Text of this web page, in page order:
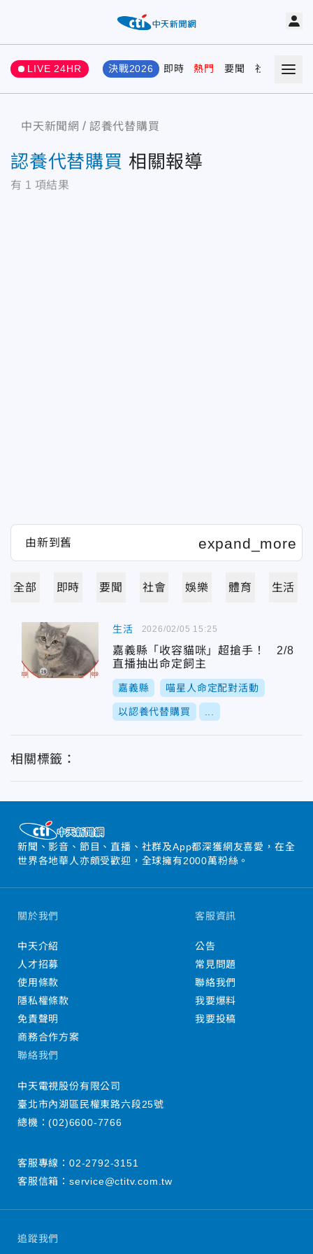
LIVE 24HR 決戰2026 即時 熱門 要聞 社會 娛樂
中天新聞網 認養代替購買
認養代替購買 相關報導
有 1 項結果
全部 即時 要聞 社會 娛樂 體育 生活
生活
嘉義縣「收容貓咪」超搶手！ 2/8
直播抽出命定飼主
嘉義縣 喵星人命定配對活動
以認養代替購買
2026/02/05 15:25
相關標籤：
新聞、影音、節目、直播、社群及App都深獲網友喜愛，在全
世界各地華人亦頗受歡迎，全球擁有2000萬粉絲。
追蹤我們
關於我們
中天介紹
人才招募
使用條款
隱私權條款
免責聲明
商務合作方案
客服資訊
公告
常見問題
聯絡我們
我要爆料
我要投稿
聯絡我們
中天電視股份有限公司
臺北市內湖區民權東路六段25號
總機：(02)6600-7766
客服專線： 02-2792-3151
客服信箱： service@ctitv.com.tw